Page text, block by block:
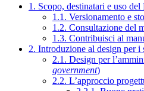
1. Scopo, destinatari e uso
1.1. Versionamento e
1.2. Consultazione del
1.3. Contribuisci al
2. Introduzione al design per
2.1. Design per
government)
2.2. L’approccio